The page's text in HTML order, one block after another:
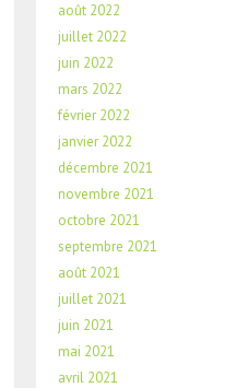
août 2022
juillet 2022
juin 2022
mars 2022
février 2022
janvier 2022
décembre 2021
novembre 2021
octobre 2021
septembre 2021
août 2021
juillet 2021
juin 2021
mai 2021
avril 2021